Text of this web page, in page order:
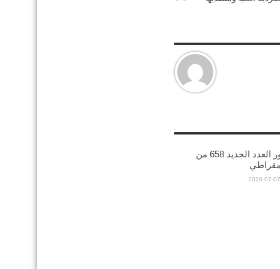
صدور العدد الجديد 658 من
2026-07-07